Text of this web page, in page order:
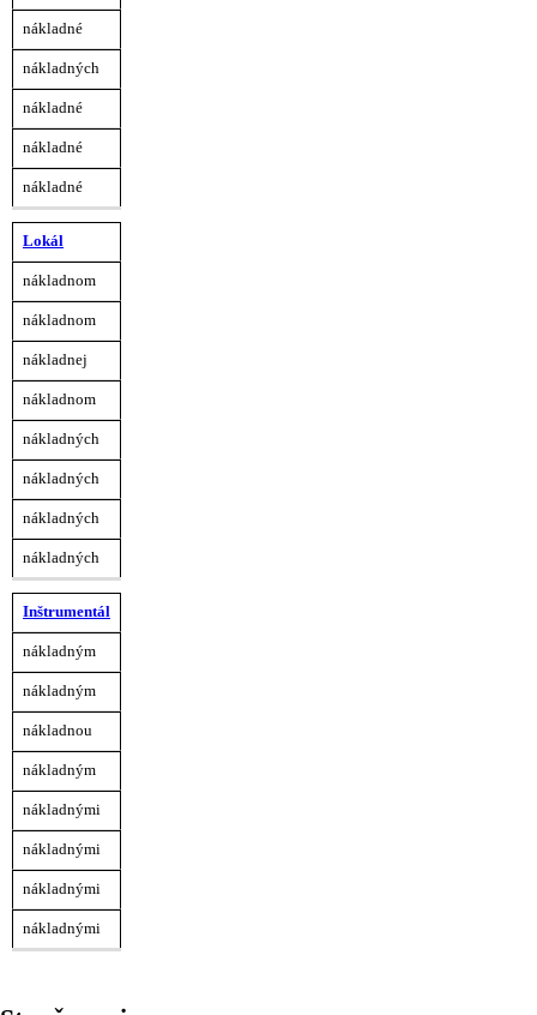
nákladné
nákladných
nákladné
nákladné
nákladné
Lokál
nákladnom
nákladnom
nákladnej
nákladnom
nákladných
nákladných
nákladných
nákladných
Inštrumentál
nákladným
nákladným
nákladnou
nákladným
nákladnými
nákladnými
nákladnými
nákladnými